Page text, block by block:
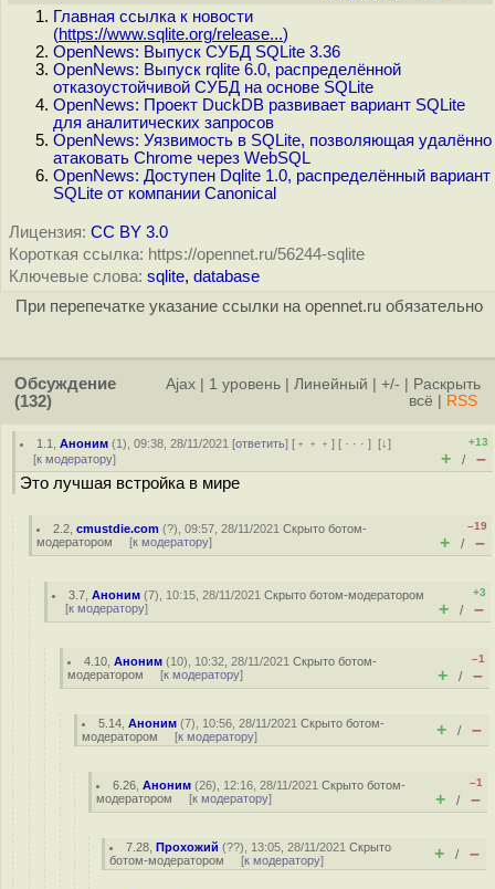
Главная ссылка к новости
(https://www.sqlite.org/release...)
OpenNews: Выпуск СУБД SQLite 3.36
OpenNews: Выпуск rqlite 6.0, распределённой
отказоустойчивой СУБД на основе SQLite
OpenNews: Проект DuckDB развивает вариант SQLite
для аналитических запросов
OpenNews: Уязвимость в SQLite, позволяющая удалённо
атаковать Chrome через WebSQL
OpenNews: Доступен Dqlite 1.0, распределённый вариант
SQLite от компании Canonical
Лицензия: CC BY 3.0
Короткая ссылка: https://opennet.ru/56244-sqlite
Ключевые слова: sqlite, database
При перепечатке указание ссылки на opennet.ru обязательно
Обсуждение
(132)
Ajax 1 уровень Линейный +/-
Раскрыть
всё
RSS
1.1 ,Аноним (1), 09:38, 28/11/2021 [ответить] [ ﹢﹢﹢] [ · · ·][↓]
[к модератору]
+13
+ / –
Это лучшая встройка в мире
2.2 ,cmustdie.com (?), 09:57, 28/11/2021Скрыто ботом-
модератором [к модератору]
–19
+ / –
3.7 ,Аноним (7), 10:15, 28/11/2021Скрыто ботом-модератором
[к модератору]
+3
+ / –
4.10 ,Аноним (10), 10:32, 28/11/2021Скрыто ботом-
модератором [к модератору]
–1
+ / –
5.14 ,Аноним (7), 10:56, 28/11/2021Скрыто ботом-
модератором [к модератору] + / –
6.26 ,Аноним (26), 12:16, 28/11/2021Скрыто ботом-
модератором [к модератору]
–1
+ / –
7.28 ,Прохожий (??), 13:05, 28/11/2021Скрыто
ботом-модератором [к модератору] + / –